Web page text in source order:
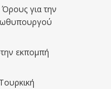
για την
εκπομπή